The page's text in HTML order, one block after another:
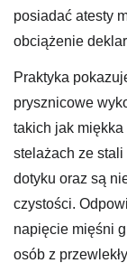
posiadać atesty
obciążenie
Praktyka
prysznicowe
takich jak
stelażach ze
dotyku oraz są
czystości.
napięcie mięśni
osób z